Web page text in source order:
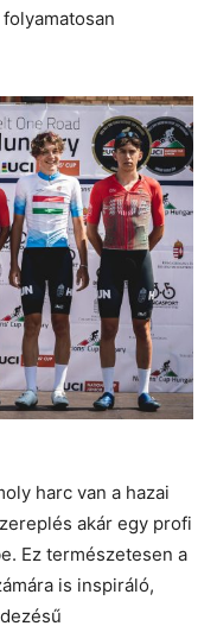
harc van a hazai
akár egy profi
Ez természetesen a
is inspiráló,